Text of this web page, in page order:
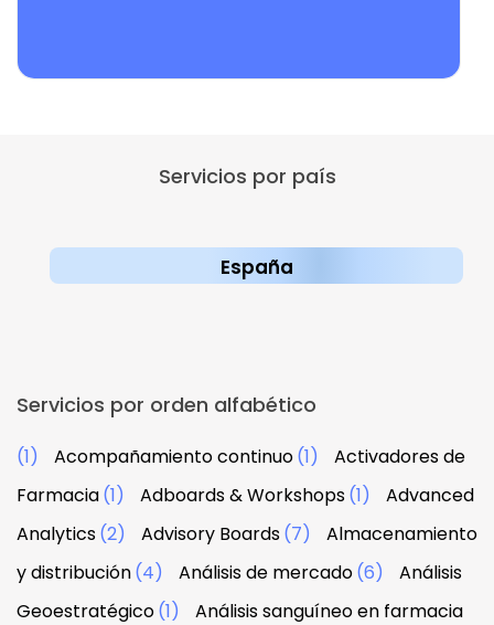
Servicios por país
España
Servicios por orden alfabético
(1) Acompañamiento continuo(1)
Activadores de
Farmacia(1) Adboards & Workshops(1)
Advanced
Analytics(2) Advisory Boards(7)
Almacenamiento
y distribución(4) Análisis de mercado(6)
Análisis
Geoestratégico(1)
Análisis sanguíneo en farmacia